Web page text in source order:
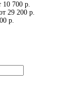
10 700 р.
29 200 р.
р.